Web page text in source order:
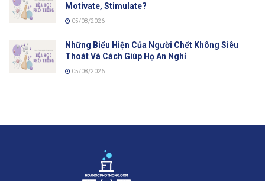
Motivate, Stimulate?
05/08/2026
Những Biểu Hiện Của Người Chết Không Siêu
Thoát Và Cách Giúp Họ An Nghỉ
05/08/2026